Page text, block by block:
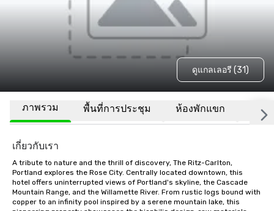
ดูแกลเลอรี (31)
ภาพรวม พื้นที่การประชุม ห้องพักแขก สถา
เกี่ยวกับเรา
A tribute to nature and the thrill of discovery, The Ritz-Carlton,
Portland explores the Rose City. Centrally located downtown, this
hotel offers uninterrupted views of Portland's skyline, the Cascade
Mountain Range, and the Willamette River. From rustic logs bound with
copper to an infinity pool inspired by a serene mountain lake, this